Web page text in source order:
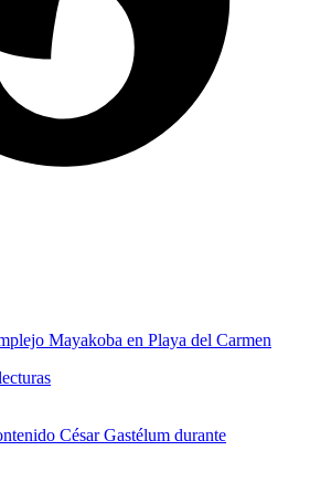
Mayakoba en Playa del Carmen
César Gastélum durante